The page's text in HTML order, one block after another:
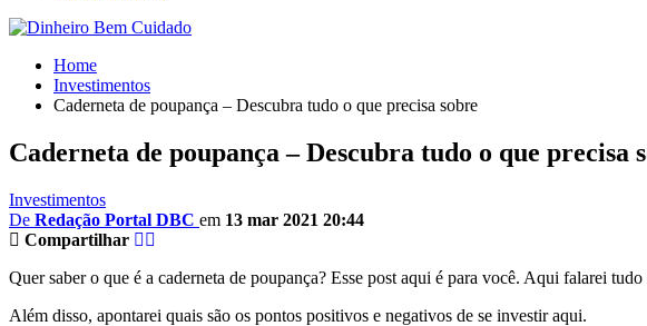
Home
Investimentos
Caderneta de poupança – Descubra tudo o que precisa sobre
Caderneta de poupança – Descubra tudo o que precisa
Investimentos
De Redação Portal DBC em 13 mar 2021 20:44
Compartilhar
Quer saber o que é a caderneta de poupança? Esse post aqui é para você. Aqui falarei
Além disso, apontarei quais são os pontos positivos e negativos de se investir aqui.